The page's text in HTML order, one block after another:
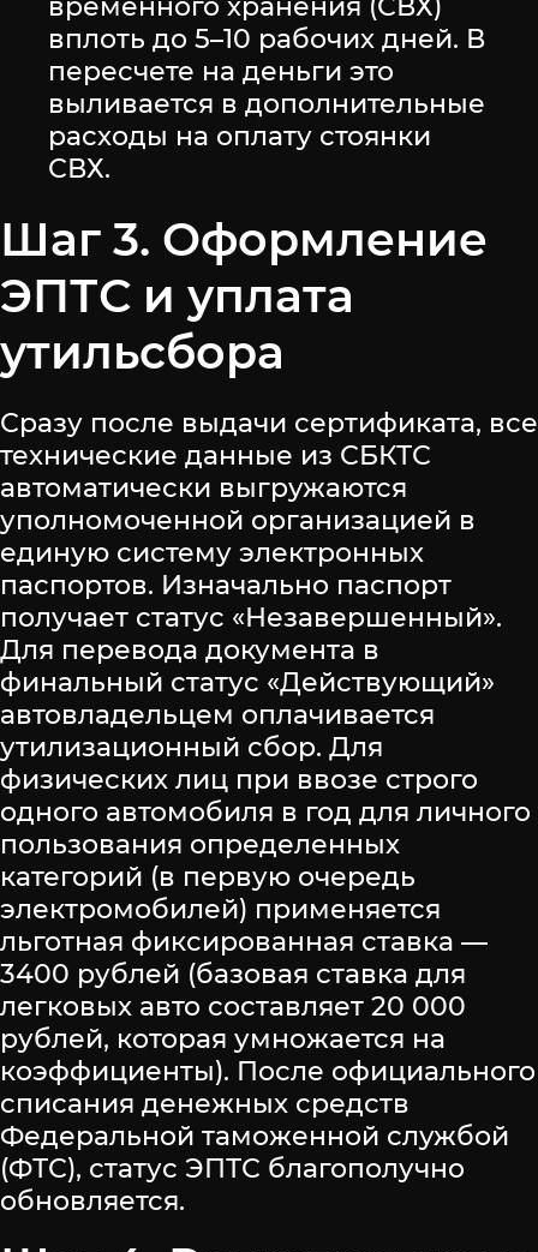
вплоть до 5–10 рабочих дней. В
пересчете на деньги это
выливается в дополнительные
расходы на оплату стоянки
СВХ.
Шаг 3. Оформление
ЭПТС и уплата
утильсбора
Сразу после выдачи сертификата, все
технические данные из СБКТС
автоматически выгружаются
уполномоченной организацией в
единую систему электронных
паспортов. Изначально паспорт
получает статус «Незавершенный».
Для перевода документа в
финальный статус «Действующий»
автовладельцем оплачивается
утилизационный сбор. Для
физических лиц при ввозе строго
одного автомобиля в год для личного
пользования определенных
категорий (в первую очередь
электромобилей) применяется
льготная фиксированная ставка —
3400 рублей (базовая ставка для
легковых авто составляет 20 000
рублей, которая умножается на
коэффициенты). После официального
списания денежных средств
Федеральной таможенной службой
(ФТС), статус ЭПТС благополучно
обновляется.